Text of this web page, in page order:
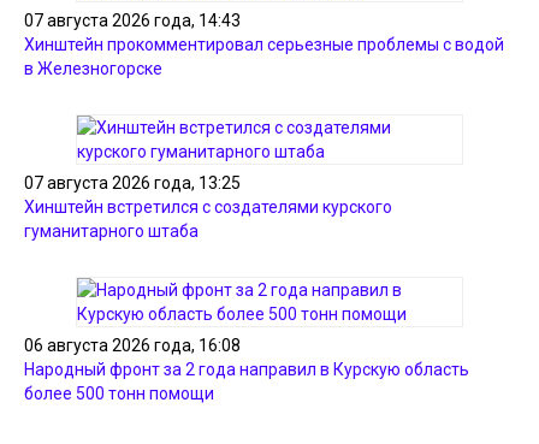
07 августа 2026 года, 14:43
Хинштейн прокомментировал серьезные проблемы с водой
в Железногорске
07 августа 2026 года, 13:25
Хинштейн встретился с создателями курского
гуманитарного штаба
06 августа 2026 года, 16:08
Народный фронт за 2 года направил в Курскую область
более 500 тонн помощи